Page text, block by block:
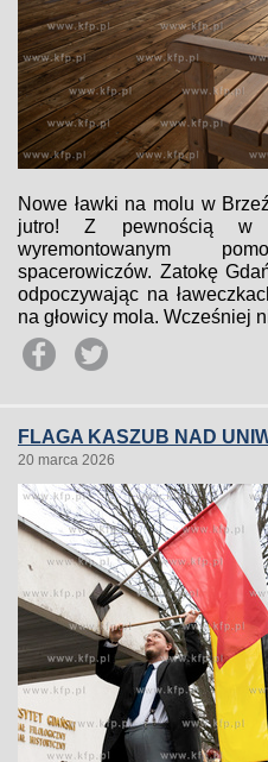
Nowe ławki na molu w
jutro! Z pewnością
wyremontowanym
spacerowiczów. Zatokę
odpoczywając na
na głowicy mola. Wcześniej
FLAGA KASZUB NAD
20 marca 2026